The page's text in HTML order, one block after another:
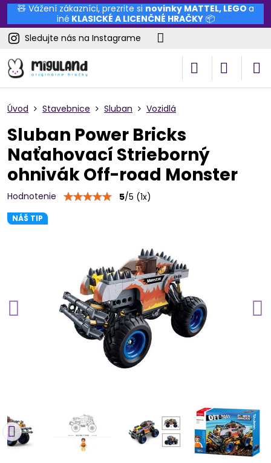
🧸 Vážení zákazníci, prezrite si novinky MATTEL, LEGO a
iné KLASICKÉ A LICENČNÉ HRAČKY📦
Sledujte nás na Instagrame
NÁŠ TIP
Úvod Stavebnice Sluban Vozidlá
Sluban Power Bricks
Naťahovací Strieborný
ohnivák Off-road Monster
Hodnotenie 5/5 (1x)